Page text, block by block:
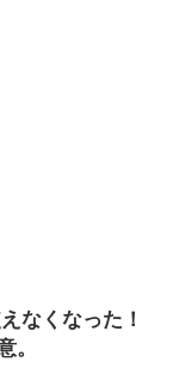
なくなった！
。